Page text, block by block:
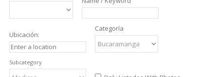
Ubicación:
Categoría
Subcategory